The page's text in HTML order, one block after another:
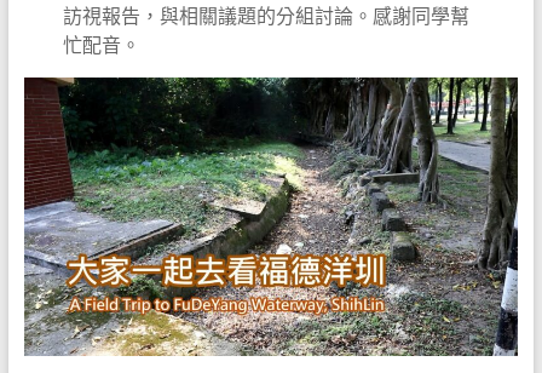
訪視報告，與相關議題的分組討論。感謝同學幫
忙配音。